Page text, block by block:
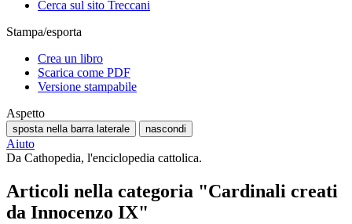
Cerca sul sito Treccani
Stampa/esporta
Crea un libro
Scarica come PDF
Versione stampabile
Aspetto
sposta nella barra laterale nascondi
Aiuto
Da Cathopedia, l'enciclopedia cattolica.
Articoli nella categoria "Cardinali creati
da Innocenzo IX"